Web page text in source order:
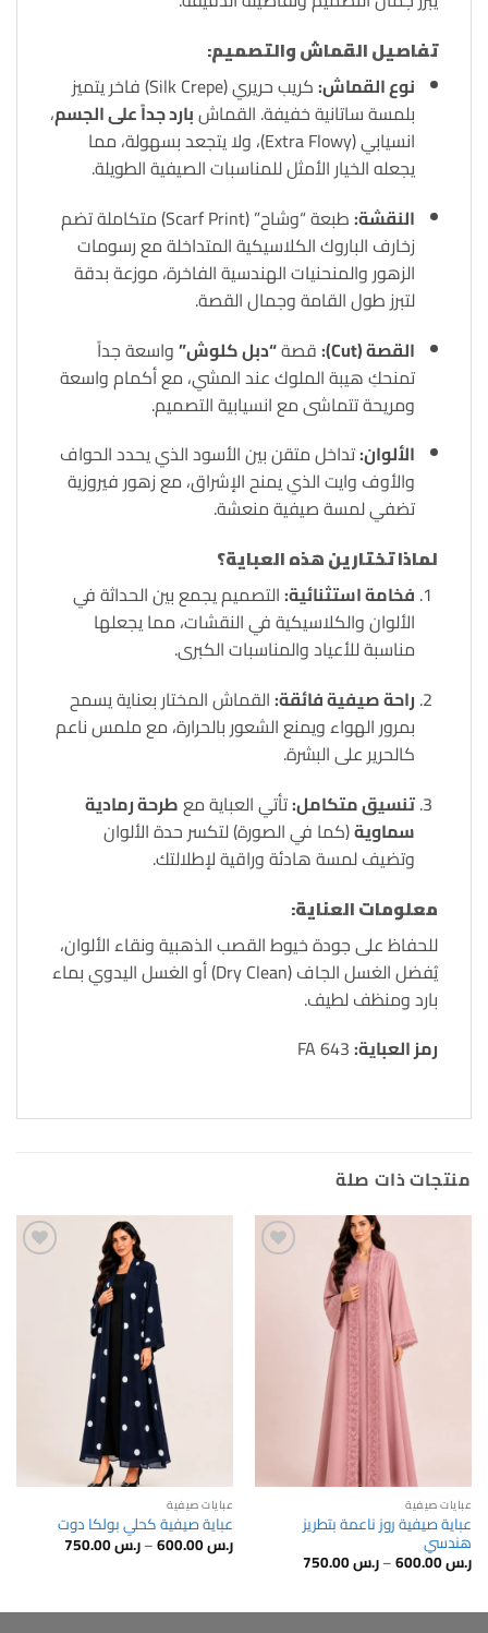
تفاصيل القماش والتصميم:
نوع القماش:
كريب حريري (Silk Crepe) فاخر يتميز
بلمسة ساتانية خفيفة. القماشبارد جداً على الجسم،
انسيابي (Extra Flowy)، ولا يتجعد بسهولة، مما
يجعله الخيار الأمثل للمناسبات الصيفية الطويلة.
النقشة:
طبعة “وشاح” (Scarf Print) متكاملة تضم
زخارف الباروك الكلاسيكية المتداخلة مع رسومات
الزهور والمنحنيات الهندسية الفاخرة، موزعة بدقة
لتبرز طول القامة وجمال القصة.
القصة (Cut):
قصة“دبل كلوش”واسعة جداً
تمنحكِ هيبة الملوك عند المشي، مع أكمام واسعة
ومريحة تتماشى مع انسيابية التصميم.
الألوان:تداخل متقن بين الأسود الذي يحدد الحواف
والأوف وايت الذي يمنح الإشراق، مع زهور فيروزية
تضفي لمسة صيفية منعشة.
لماذا تختارين هذه العباية؟
فخامة استثنائية:التصميم يجمع بين الحداثة في
الألوان والكلاسيكية في النقشات، مما يجعلها
مناسبة للأعياد والمناسبات الكبرى.
راحة صيفية فائقة:القماش المختار بعناية يسمح
بمرور الهواء ويمنع الشعور بالحرارة، مع ملمس ناعم
كالحرير على البشرة.
تنسيق متكامل:تأتي العباية معطرحة رمادية
سماوية(كما في الصورة) لتكسر حدة الألوان
وتضيف لمسة هادئة وراقية لإطلالتك.
معلومات العناية:
للحفاظ على جودة خيوط القصب الذهبية ونقاء الألوان،
يُفضل الغسل الجاف (Dry Clean) أو الغسل اليدوي بماء
بارد ومنظف لطيف.
رمز العباية:
منتجات ذات صلة
عبايات صيفية
عباية صيفية روز ناعمة بتطريز
هندسي
ر.س600.00
–ر.س750.00 نطاق
خلال
عبايات صيفية
عباية صيفية كحلي بولكا دوت
ر.س600.00
–ر.س750.00 نطاق
⁦ر.س 750.00⁩